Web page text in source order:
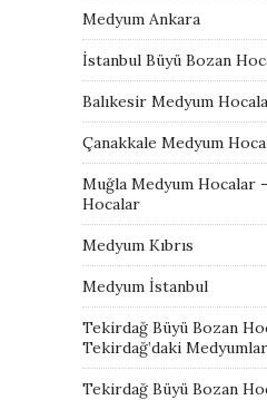
Medyum Ankara
İstanbul Büyü Bozan
Balıkesir Medyum
Çanakkale Medyum
Muğla Medyum Hocalar
Hocalar
Medyum Kıbrıs
Medyum İstanbul
Tekirdağ Büyü Bozan
Tekirdağ’daki Medyumlar
Tekirdağ Büyü Bozan